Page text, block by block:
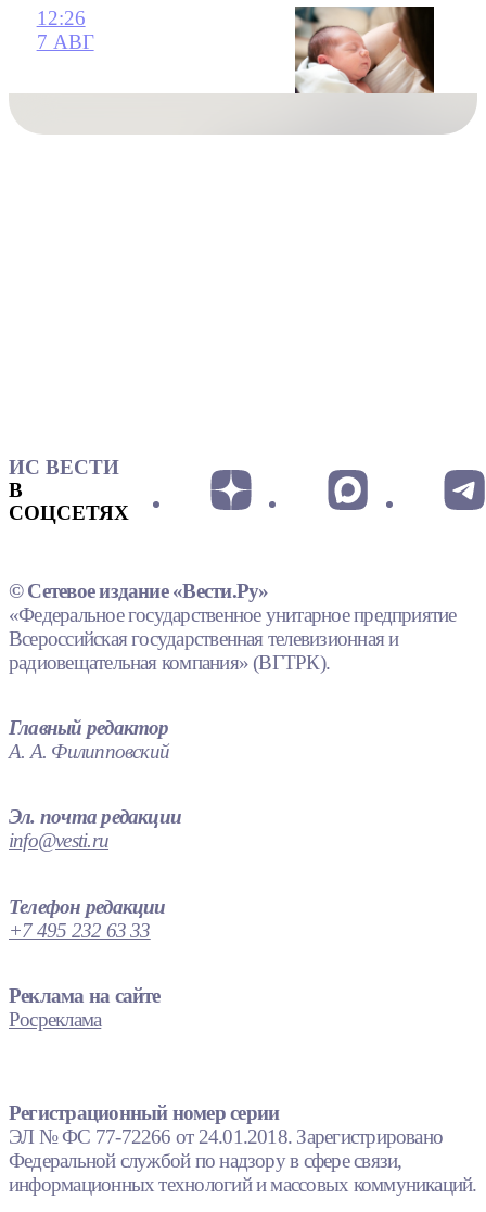
12:26
7 АВГ
ИС ВЕСТИ
В
СОЦСЕТЯХ
© Сетевое издание «Вести.Ру»
«Федеральное государственное унитарное предприятие
Всероссийская государственная телевизионная и
радиовещательная компания» (ВГТРК).
Главный редактор
А. А. Филипповский
Эл. почта редакции
info@vesti.ru
Телефон редакции
+7 495 232 63 33
Реклама на сайте
Росреклама
Регистрационный номер серии
ЭЛ № ФС 77-72266 от 24.01.2018. Зарегистрировано
Федеральной службой по надзору в сфере связи,
информационных технологий и массовых коммуникаций.